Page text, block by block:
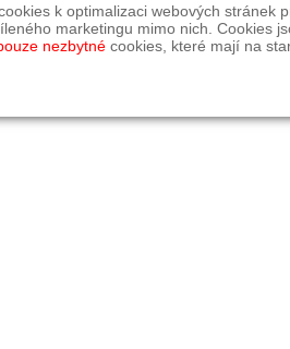
2026 STUDIO 1809, s.r.o.
k optimalizaci webových
marketingu mimo nich. Cookies
nezbytné cookies, které mají na